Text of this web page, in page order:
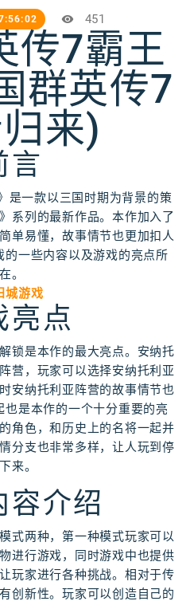
451
传7霸王
群英传7
来)
言
是一款以三国时期为背景的策
系列的最新作品。本作加入了
单易懂，故事情节也更加扣人
一些内容以及游戏的亮点所
在。
城游戏
亮点
锁是本作的最大亮点。安纳托
营，玩家可以选择安纳托利亚
安纳托利亚阵营的故事情节也
是本作的一个十分重要的亮
角色，和历史上的名将一起并
分支也非常多样，让人玩到停
来。
容介绍
式两种，第一种模式玩家可以
进行游戏，同时游戏中也提供
玩家进行各种挑战。相对于传
创新性。玩家可以创造自己的